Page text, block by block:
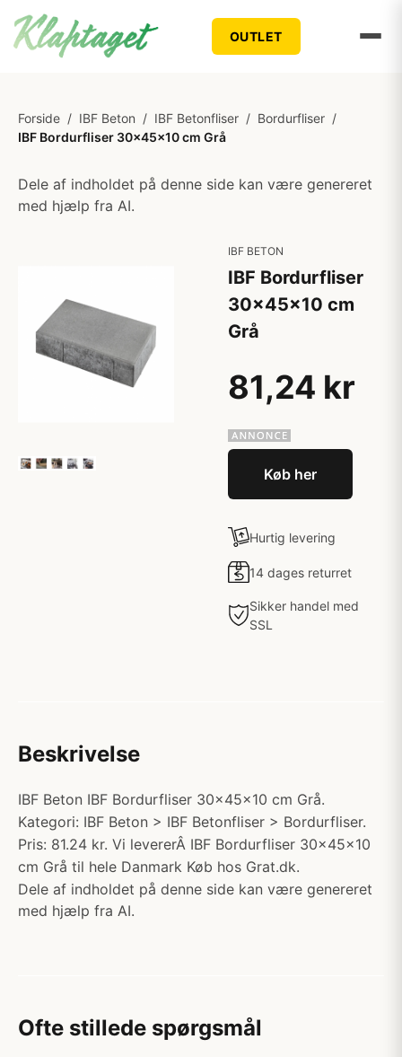
OUTLET
Forside / IBF Beton / IBF Betonfliser / Bordurfliser /
IBF Bordurfliser 30x45x10 cm Grå
Dele af indholdet på denne side kan være genereret
med hjælp fra AI.
IBF BETON
IBF Bordurfliser
30x45x10 cm
Grå
81,24 kr
Køb her
Hurtig levering
14 dages returret
Sikker handel med
SSL
Beskrivelse
IBF Beton IBF Bordurfliser 30x45x10 cm Grå.
Kategori: IBF Beton > IBF Betonfliser > Bordurfliser.
Pris: 81.24 kr. Vi levererÂ IBF Bordurfliser 30x45x10
cm Grå til hele Danmark Køb hos Grat.dk.
Dele af indholdet på denne side kan være genereret
med hjælp fra AI.
Ofte stillede spørgsmål